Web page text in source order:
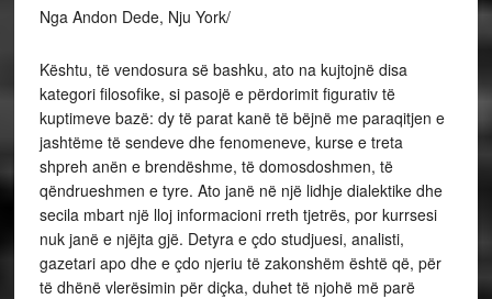
Nga Andon Dede, Nju York/
Kështu, të vendosura së bashku, ato na kujtojnë disa
kategori filosofike, si pasojë e përdorimit figurativ të
kuptimeve bazë: dy të parat kanë të bëjnë me paraqitjen e
jashtëme të sendeve dhe fenomeneve, kurse e treta
shpreh anën e brendëshme, të domosdoshmen, të
qëndrueshmen e tyre. Ato janë në një lidhje dialektike dhe
secila mbart një lloj informacioni rreth tjetrës, por kurrsesi
nuk janë e njëjta gjë. Detyra e çdo studjuesi, analisti,
gazetari apo dhe e çdo njeriu të zakonshëm është që, për
të dhënë vlerësimin për diçka, duhet të njohë më parë